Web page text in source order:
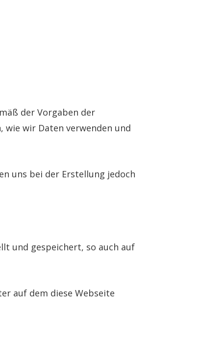
der Vorgaben der
wir Daten verwenden und
uns bei der Erstellung jedoch
und gespeichert, so auch auf
auf dem diese Webseite